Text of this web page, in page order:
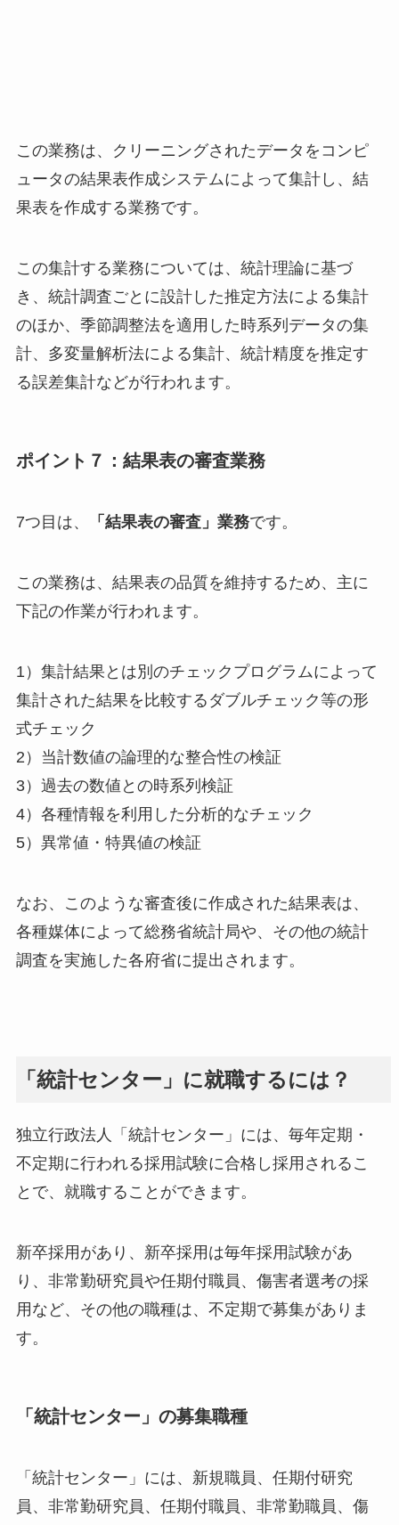
この業務は、クリーニングされたデータをコンピ
ュータの結果表作成システムによって集計し、結
果表を作成する業務です。
この集計する業務については、統計理論に基づ
き、統計調査ごとに設計した推定方法による集計
のほか、季節調整法を適用した時系列データの集
計、多変量解析法による集計、統計精度を推定す
る誤差集計などが行われます。
ポイント７：結果表の審査業務
7つ目は、 「結果表の審査」業務です。
この業務は、結果表の品質を維持するため、主に
下記の作業が行われます。
1）集計結果とは別のチェックプログラムによって
集計された結果を比較するダブルチェック等の形
式チェック
2）当計数値の論理的な整合性の検証
3）過去の数値との時系列検証
4）各種情報を利用した分析的なチェック
5）異常値・特異値の検証
なお、このような審査後に作成された結果表は、
各種媒体によって総務省統計局や、その他の統計
調査を実施した各府省に提出されます。
「統計センター」に就職するには？
独立行政法人「統計センター」には、毎年定期・
不定期に行われる採用試験に合格し採用されるこ
とで、就職することができます。
新卒採用があり、新卒採用は毎年採用試験があ
り、非常勤研究員や任期付職員、傷害者選考の採
用など、その他の職種は、不定期で募集がありま
す。
「統計センター」の募集職種
「統計センター」には、新規職員、任期付研究
員、非常勤研究員、任期付職員、非常勤職員、傷